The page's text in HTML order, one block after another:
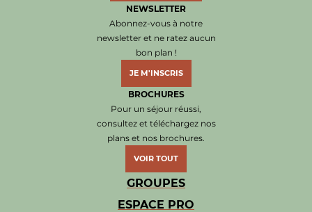
NEWSLETTER
Abonnez-vous à notre
newsletter et ne ratez aucun
bon plan !
JE M'INSCRIS
BROCHURES
Pour un séjour réussi,
consultez et téléchargez nos
plans et nos brochures.
VOIR TOUT
GROUPES
ESPACE PRO